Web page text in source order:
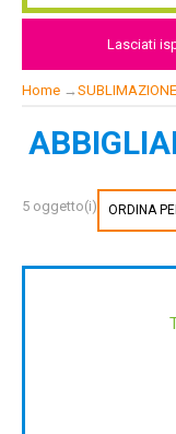
Lasciati
Home → SUBLIMAZIONE
5 oggetto(i) ORDINA